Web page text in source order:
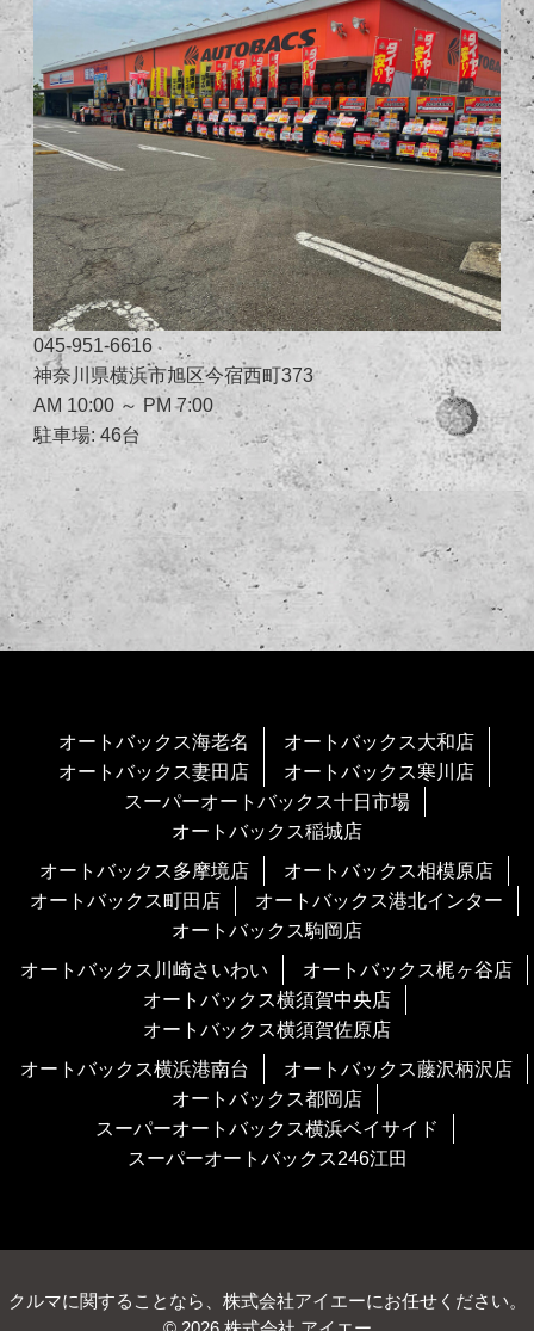
045-951-6616
神奈川県横浜市旭区今宿西町373
AM 10:00 ～ PM 7:00
駐車場: 46台
オートバックス海老名
オートバックス大和店
オートバックス妻田店
オートバックス寒川店
スーパーオートバックス十日市場
オートバックス稲城店
オートバックス多摩境店
オートバックス相模原店
オートバックス町田店
オートバックス港北インター
オートバックス駒岡店
オートバックス川崎さいわい
オートバックス梶ヶ谷店
オートバックス横須賀中央店
オートバックス横須賀佐原店
オートバックス横浜港南台
オートバックス藤沢柄沢店
オートバックス都岡店
スーパーオートバックス横浜ベイサイド
スーパーオートバックス246江田
クルマに関することなら、株式会社アイエーにお任せください。